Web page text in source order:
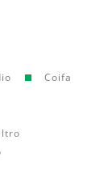
Coifa